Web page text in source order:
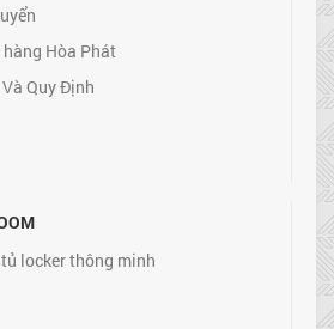
Hòa Phát
Quy Định
locker thông minh